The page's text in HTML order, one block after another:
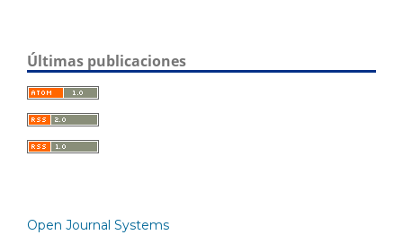
Últimas publicaciones
Open Journal Systems